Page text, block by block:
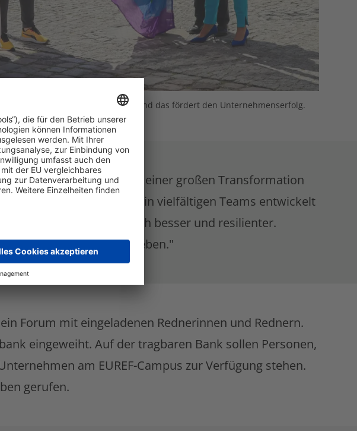
in der GASAG-Gruppe bei und das fördert den Unternehmenserfolg.
erklärt: "Wir stehen in einer großen Transformation
kann nur in vielfältigen Teams entwickelt
Lösungen einfach besser und resilienter.
im Unternehmen aktiv leben."
Forum mit eingeladenen Rednerinnen und Rednern.
eingeweiht. Auf der tragbaren Bank sollen Personen,
am EUREF-Campus zur Verfügung stehen.
gerufen.